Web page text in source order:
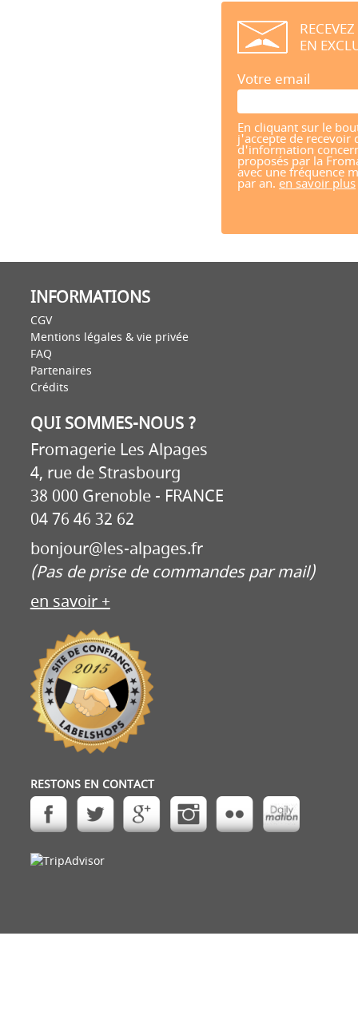
EN
Votre email
En cliquant sur le
j'accepte de recevoir
d'information
proposés par la
avec une fréquence
par an. en savoir plus
INFORMATIONS
CGV
Mentions légales & vie privée
FAQ
Partenaires
Crédits
QUI SOMMES-NOUS ?
Fromagerie Les Alpages
4, rue de Strasbourg
38 000 Grenoble - FRANCE
04 76 46 32 62
bonjour@les-alpages.fr
(Pas de prise de commandes par mail)
en savoir +
RESTONS EN CONTACT